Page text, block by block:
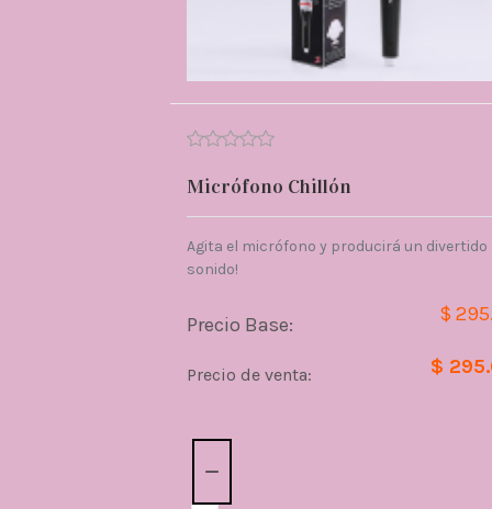
Micrófono Chillón
Agita el micrófono y producirá un divertido
sonido!
Precio Base: $
Precio de venta: $